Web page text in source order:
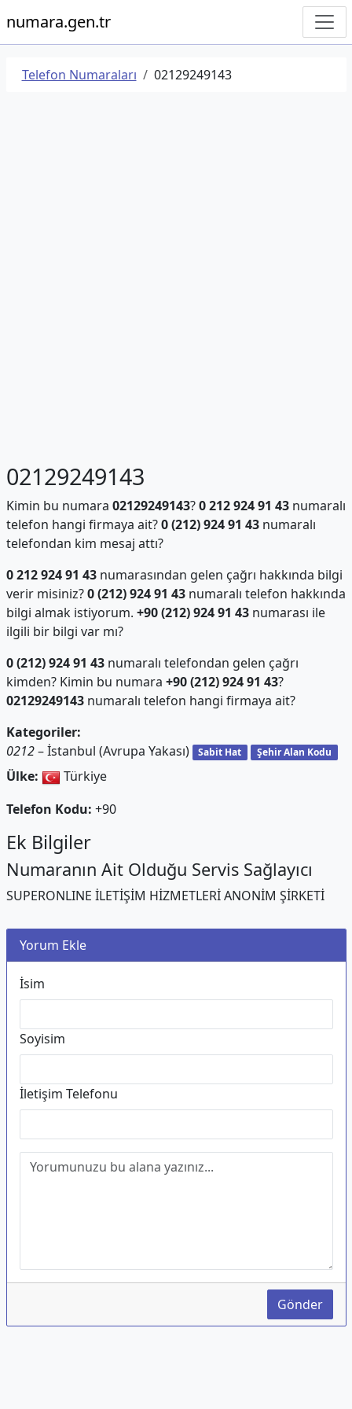
numara.gen.tr
Telefon Numaraları 02129249143
02129249143
Kimin bu numara 02129249143?0 212 924 91 43numaralı
telefon hangi firmaya ait?0 (212) 924 91 43numaralı
telefondan kim mesaj attı?
0 212 924 91 43numarasından gelen çağrı hakkında bilgi
verir misiniz?0 (212) 924 91 43numaralı telefon hakkında
bilgi almak istiyorum. +90 (212) 924 91 43numarası ile
ilgili bir bilgi var mı?
0 (212) 924 91 43numaralı telefondan gelen çağrı
kimden? Kimin bu numara +90 (212) 924 91 43?
02129249143numaralı telefon hangi firmaya ait?
Kategoriler:
0212– İstanbul (Avrupa Yakası) Sabit Hat Şehir Alan Kodu
Ülke:
Türkiye
Telefon Kodu: +90
Ek Bilgiler
Numaranın Ait Olduğu Servis Sağlayıcı
SUPERONLINE İLETİŞİM HİZMETLERİ ANONİM ŞİRKETİ
Yorum Ekle
İsim
Soyisim
İletişim Telefonu
Gönder